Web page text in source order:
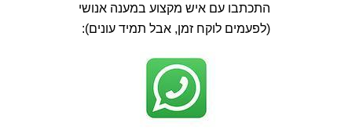
התכתבו עם איש מקצוע במענה אנושי
(לפעמים לוקח זמן, אבל תמיד עונים):